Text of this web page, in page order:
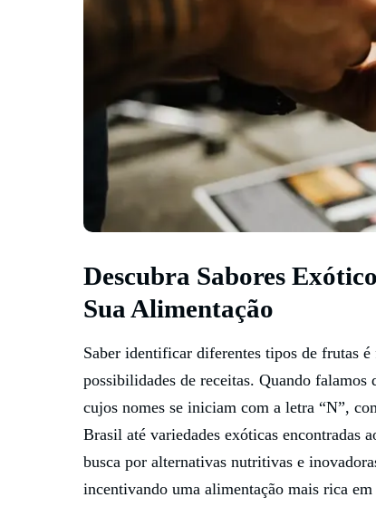
Descubra Sabores
Sua Alimentação
Saber identificar diferentes tipos de frutas
possibilidades de receitas. Quando falamos
cujos nomes se iniciam com a letra “N”,
Brasil até variedades exóticas encontradas
busca por alternativas nutritivas e
incentivando uma alimentação mais rica em